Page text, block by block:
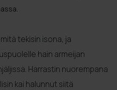
tekisin isona, ja
hain armeijan
Harrastin nuorempana
kai halunnut siitä